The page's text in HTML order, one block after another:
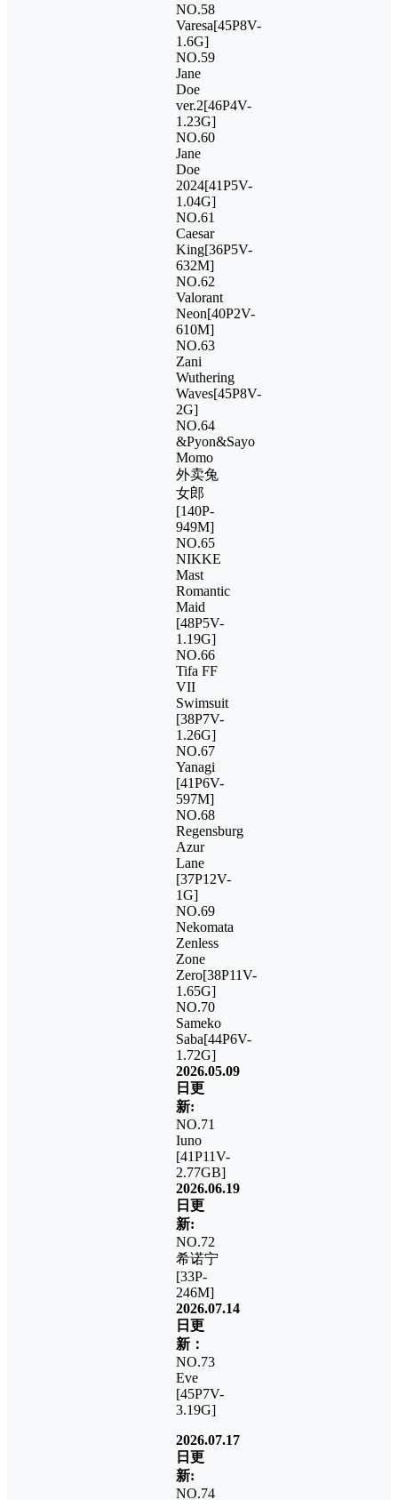
NO.58
Varesa[45P8V-
1.6G]
NO.59
Jane
Doe
ver.2[46P4V-
1.23G]
NO.60
Jane
Doe
2024[41P5V-
1.04G]
NO.61
Caesar
King[36P5V-
632M]
NO.62
Valorant
Neon[40P2V-
610M]
NO.63
Zani
Wuthering
Waves[45P8V-
2G]
NO.64
&Pyon&Sayo
Momo
外卖兔
女郎
[140P-
949M]
NO.65
NIKKE
Mast
Romantic
Maid
[48P5V-
1.19G]
NO.66
Tifa FF
VII
Swimsuit
[38P7V-
1.26G]
NO.67
Yanagi
[41P6V-
597M]
NO.68
Regensburg
Azur
Lane
[37P12V-
1G]
NO.69
Nekomata
Zenless
Zone
Zero[38P11V-
1.65G]
NO.70
Sameko
Saba[44P6V-
1.72G]
2026.05.09
日更
新:
NO.71
Iuno
[41P11V-
2.77GB]
2026.06.19
日更
新:
NO.72
希诺宁
[33P-
246M]
2026.07.14
日更
新：
NO.73
Eve
[45P7V-
3.19G]
2026.07.17
日更
新:
NO.74